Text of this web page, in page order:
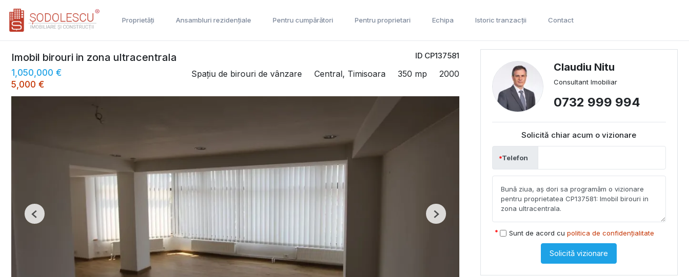
Proprietăți Ansambluri rezidențiale Pentru cumpărători Pentru proprietari Echipa Istoric tranzacții Contact
ID CP137581
Imobil birouri in zona ultracentrala
1,050,000 €
5,000 €
Spațiu de birouri de vânzare Central, Timisoara 350 mp 2000
Previous Next
Claudiu Nitu
Consultant Imobiliar
0732 999 994
Solicită chiar acum o vizionare
Telefon
Sunt de acord cu politica de confidențialitate
Solicită vizionare